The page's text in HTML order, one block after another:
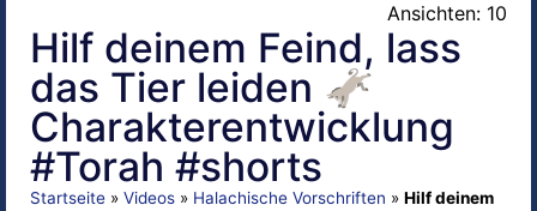
Ansichten: 10
Hilf deinem Feind, lass
das Tier leiden 🫏
Charakterentwicklung
#Torah #shorts
Startseite » Videos » Halachische Vorschriften » Hilf deinem